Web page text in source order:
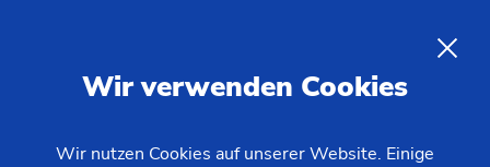
Wir verwenden Cookies
Wir nutzen Cookies auf unserer Website. Einige